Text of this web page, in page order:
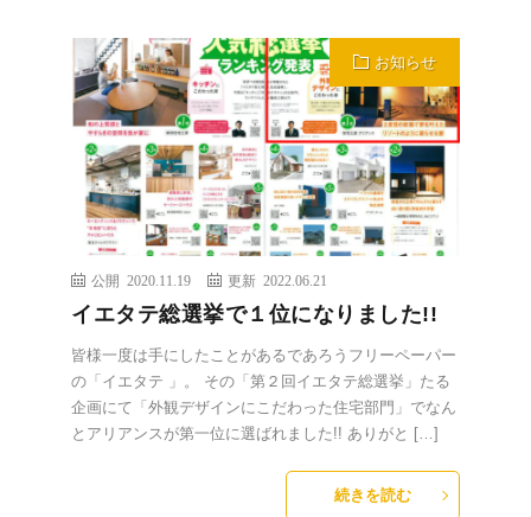
お知らせ
公開 2020.11.19 更新 2022.06.21
イエタテ総選挙で１位になりました!!
皆様一度は手にしたことがあるであろうフリーペーパー
の「イエタテ 」。 その「第２回イエタテ総選挙」たる
企画にて「外観デザインにこだわった住宅部門」でなん
とアリアンスが第一位に選ばれました!! ありがと […]
続きを読む